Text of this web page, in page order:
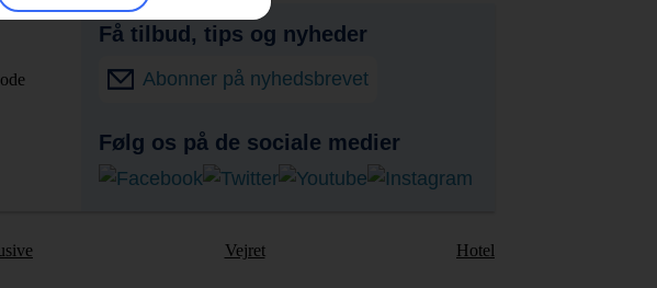
Få tilbud, tips og nyheder
Abonner på nyhedsbrevet
Følg os på de sociale medier
Vejret Hotel